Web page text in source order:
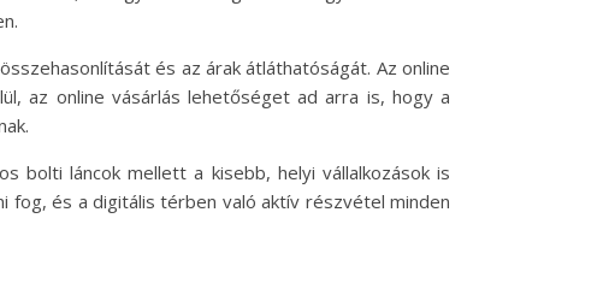
és az árak átláthatóságát. Az online
az online vásárlás lehetőséget ad arra is, hogy a
bolti láncok mellett a kisebb, helyi vállalkozások is
fog, és a digitális térben való aktív részvétel minden